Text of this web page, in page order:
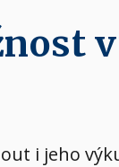
i jeho